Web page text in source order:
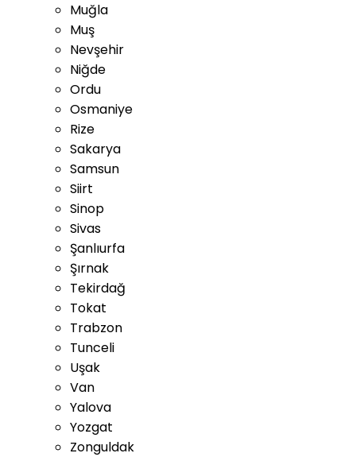
Muğla
Muş
Nevşehir
Niğde
Ordu
Osmaniye
Rize
Sakarya
Samsun
Siirt
Sinop
Sivas
Şanlıurfa
Şırnak
Tekirdağ
Tokat
Trabzon
Tunceli
Uşak
Van
Yalova
Yozgat
Zonguldak